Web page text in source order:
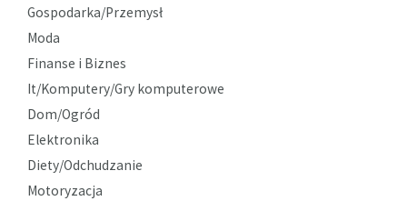
Gospodarka/Przemysł
Moda
Finanse i Biznes
It/Komputery/Gry komputerowe
Dom/Ogród
Elektronika
Diety/Odchudzanie
Motoryzacja